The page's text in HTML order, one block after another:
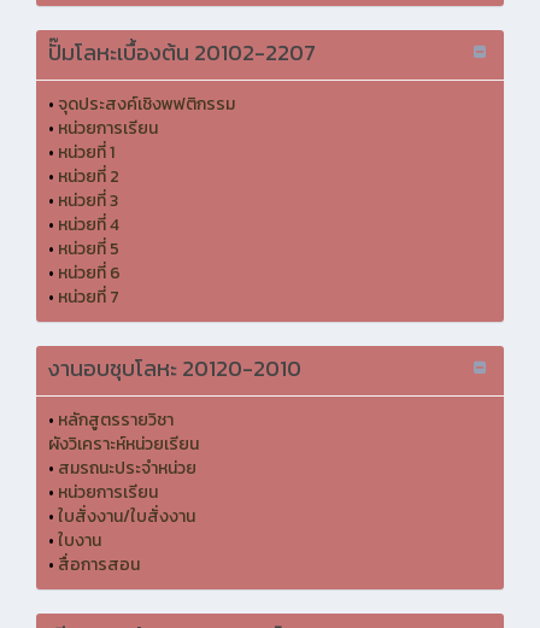
ปั๊มโลหะเบื้องต้น 20102-2207
• จุดประสงค์เชิงพฟติกรรม
• หน่วยการเรียน
• หน่วยที่ 1
• หน่วยที่ 2
• หน่วยที่ 3
• หน่วยที่ 4
• หน่วยที่ 5
• หน่วยที่ 6
• หน่วยที่ 7
งานอบชุบโลหะ 20120-2010
• หลักสูตรรายวิชา
ผังวิเคราะห์หน่วยเรียน
• สมรถนะประจำหน่วย
• หน่วยการเรียน
•ใบสั่งงาน/ใบสั่งงาน
•ใบงาน
• สื่อการสอน